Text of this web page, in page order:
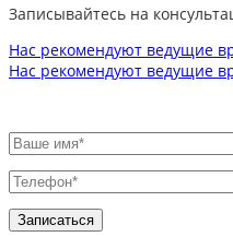
Записывайтесь на
Нас рекомендуют ведущие
Нас рекомендуют ведущие